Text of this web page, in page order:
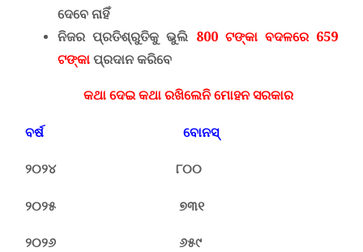
ଦେବେ ନାହିଁ
ନିଜର ପ୍ରତିଶ୍ରୁତିକୁ ଭୁଲି 800 ଟଙ୍କା ବଦଳରେ 659
ଟଙ୍କା ପ୍ରଦାନ କରିବେ
କଥା ଦେଇ କଥା ରଖିଲେନି ମୋହନ ସରକାର
ବର୍ଷ ବୋନସ୍
୨୦୨୪ ୮୦୦
୨୦୨୫ ୭୩୧
୨୦୨୬ ୬୫୯